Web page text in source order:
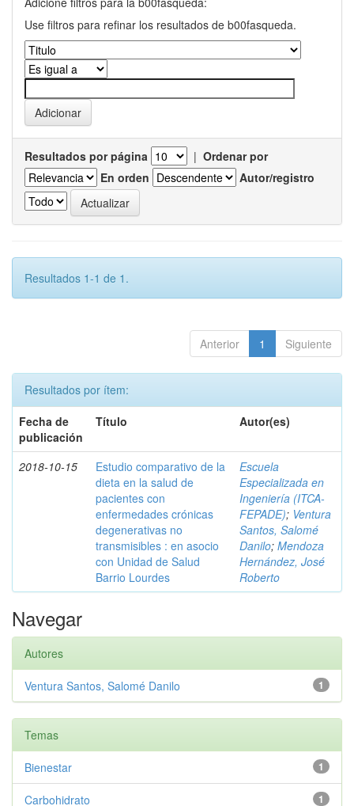
Use filtros para refinar los resultados de b00fasqueda.
Resultados por página | Ordenar por
En orden
Autor/registro
Resultados 1-1 de 1.
Anterior 1 Siguiente
Resultados por ítem:
Fecha de
publicación
Título Autor(es)
2018-10-15
Estudio comparativo de la
dieta en la salud de
pacientes con
enfermedades crónicas
degenerativas no
transmisibles : en asocio
con Unidad de Salud
Barrio Lourdes
Escuela
Especializada en
Ingeniería (ITCA-
FEPADE); Ventura
Santos, Salomé
Danilo; Mendoza
Hernández, José
Roberto
Navegar
Autores
1
Ventura Santos, Salomé Danilo
Temas
1
Bienestar
1
Carbohidrato